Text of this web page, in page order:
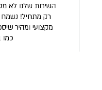
השירות שלנו לא
רק מתחיל! נשמח
מקצועי ומהיר